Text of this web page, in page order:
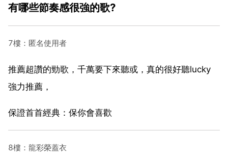
有哪些節奏感很強的歌?
7樓：匿名使用者
推薦超讚的勁歌，千萬要下來聽或，真的很好聽lucky
強力推薦，
保證首首經典：保你會喜歡
8樓：龍彩榮蓋衣